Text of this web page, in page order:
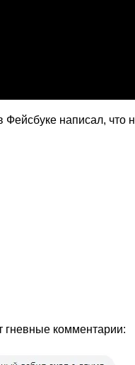
написал, что
гневные комментарии: